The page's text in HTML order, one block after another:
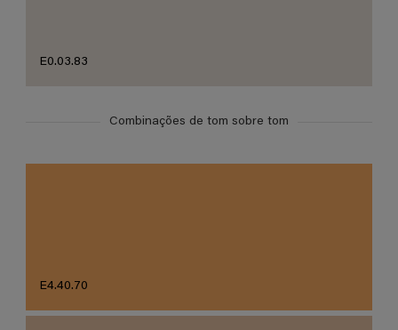
E0.03.83
Combinações de tom sobre tom
E4.40.70